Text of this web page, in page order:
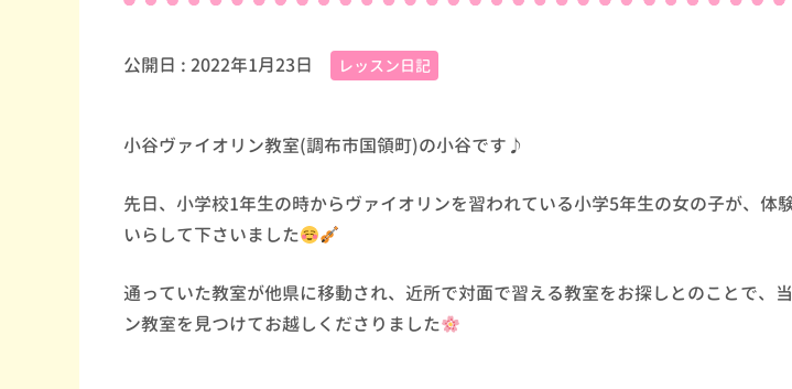
公開日 : 2022年1月23日 レッスン日記
小谷ヴァイオリン教室(調布市国領町)の小谷です♪
先日、小学校1年生の時からヴァイオリンを習われている小学5年生の女の子が、体
いらして下さいました
通っていた教室が他県に移動され、近所で対面で習える教室をお探しとのことで、
ン教室を見つけてお越しくださりました